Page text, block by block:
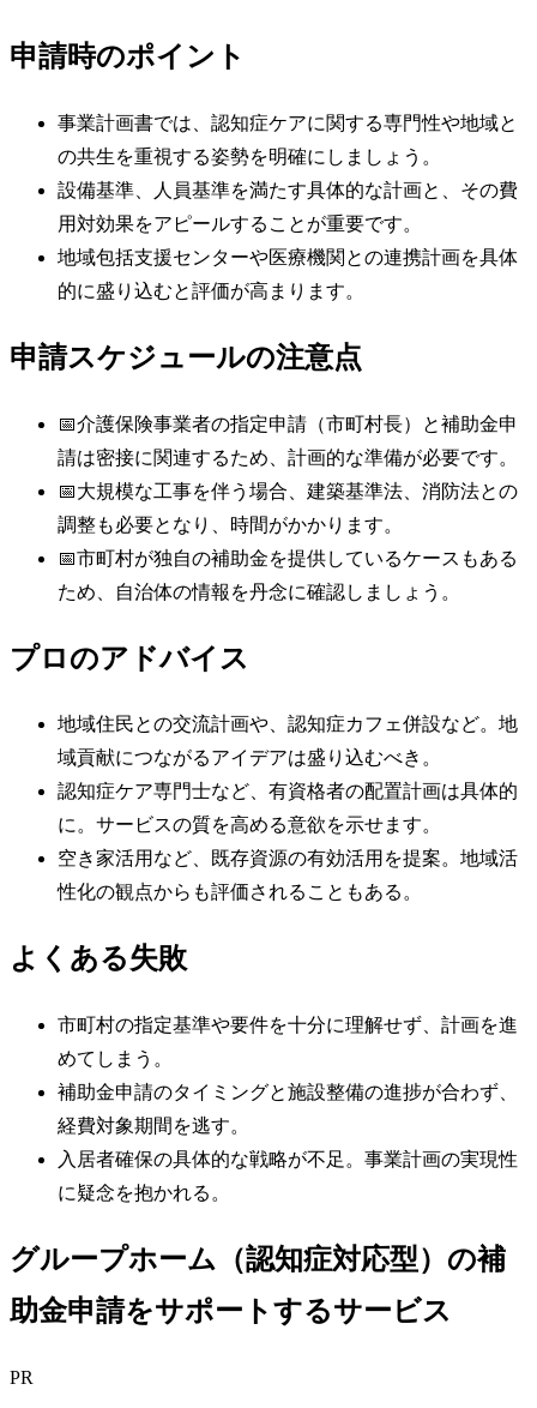
申請時のポイント
事業計画書では、認知症ケアに関する専門性や地域と
の共生を重視する姿勢を明確にしましょう。
設備基準、人員基準を満たす具体的な計画と、その費
用対効果をアピールすることが重要です。
地域包括支援センターや医療機関との連携計画を具体
的に盛り込むと評価が高まります。
申請スケジュールの注意点
📅介護保険事業者の指定申請（市町村長）と補助金申
請は密接に関連するため、計画的な準備が必要です。
📅大規模な工事を伴う場合、建築基準法、消防法との
調整も必要となり、時間がかかります。
📅市町村が独自の補助金を提供しているケースもある
ため、自治体の情報を丹念に確認しましょう。
プロのアドバイス
地域住民との交流計画や、認知症カフェ併設など。地
域貢献につながるアイデアは盛り込むべき。
認知症ケア専門士など、有資格者の配置計画は具体的
に。サービスの質を高める意欲を示せます。
空き家活用など、既存資源の有効活用を提案。地域活
性化の観点からも評価されることもある。
よくある失敗
市町村の指定基準や要件を十分に理解せず、計画を進
めてしまう。
補助金申請のタイミングと施設整備の進捗が合わず、
経費対象期間を逃す。
入居者確保の具体的な戦略が不足。事業計画の実現性
に疑念を抱かれる。
グループホーム（認知症対応型）の補
助金申請をサポートするサービス
PR